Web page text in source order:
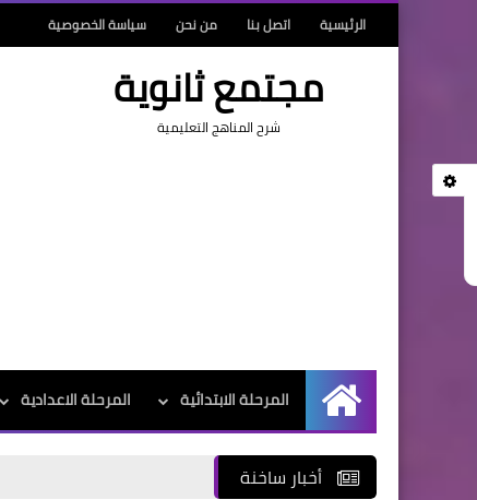
الرئيسية اتصل بنا من نحن سياسة الخصوصية
مجتمع ثانوية
شرح المناهج التعليمية
الرئيسية
المرحلة الابتدائية المرحلة الاعدادية
أخبار ساخنة